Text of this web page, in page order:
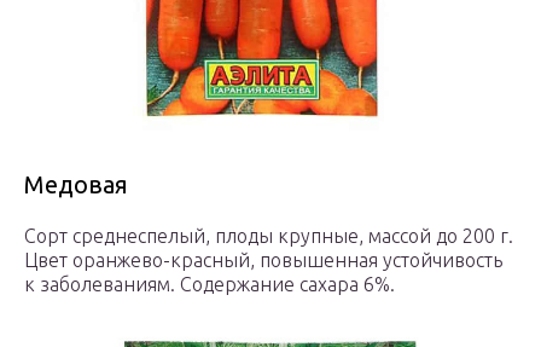
Медовая
Сорт среднеспелый, плоды крупные, массой до 200 г.
Цвет оранжево-красный, повышенная устойчивость
к заболеваниям. Содержание сахара 6%.